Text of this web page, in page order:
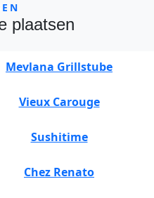
plaatsen
Mevlana Grillstube
Vieux Carouge
Sushitime
Chez Renato